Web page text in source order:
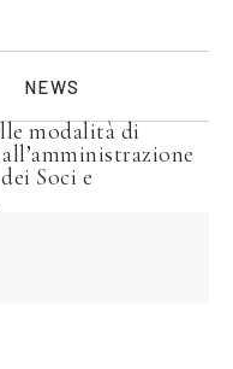
NEWS
modalità di
Soci e